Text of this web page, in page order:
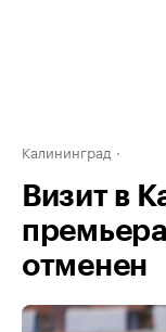
Калининград
Визит в
отменен